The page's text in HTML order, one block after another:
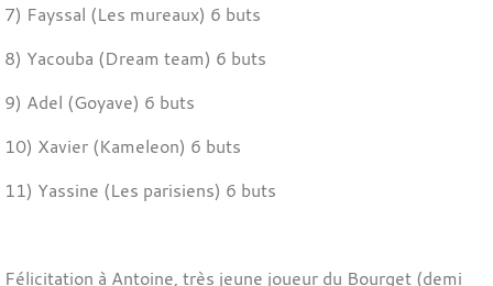
7) Fayssal (Les mureaux) 6 buts
8) Yacouba (Dream team) 6 buts
9) Adel (Goyave) 6 buts
10) Xavier (Kameleon) 6 buts
11) Yassine (Les parisiens) 6 buts
Félicitation à Antoine, très jeune joueur du Bourget (demi